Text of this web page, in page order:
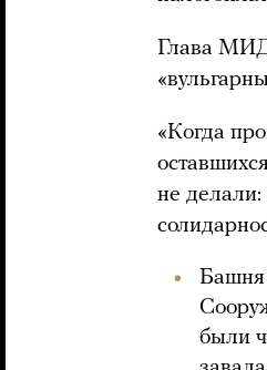
Глава МИД
«Когда
не делали:
Башня
были